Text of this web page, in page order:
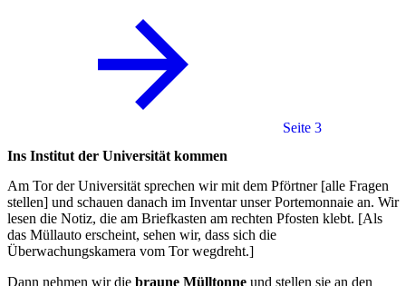
Seite 3
Ins Institut der Universität kommen
Am Tor der Universität sprechen wir mit dem Pförtner [alle Fragen
stellen] und schauen danach im Inventar unser Portemonnaie an. Wir
lesen die Notiz, die am Briefkasten am rechten Pfosten klebt. [Als
das Müllauto erscheint, sehen wir, dass sich die
Überwachungskamera vom Tor wegdreht.]
Dann nehmen wir die braune Mülltonne und stellen sie an den